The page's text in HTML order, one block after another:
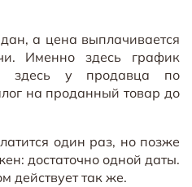
а цена выплачивается
Именно здесь график
здесь у продавца по
на проданный товар до
один раз, но позже
достаточно одной даты.
действует так же.